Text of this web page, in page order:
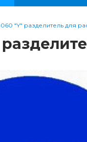
"Y" разделитель для